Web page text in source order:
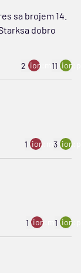
sa brojem 14.
dobro
2 ion:minus
11
1 ion:minus
3
1 ion:minus
1